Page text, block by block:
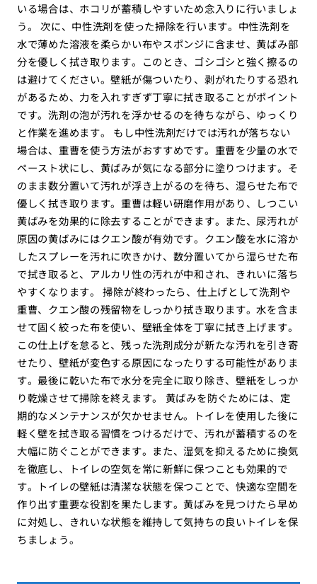
いる場合は、ホコリが蓄積しやすいため念入りに行いましょ
う。 次に、中性洗剤を使った掃除を行います。中性洗剤を
水で薄めた溶液を柔らかい布やスポンジに含ませ、黄ばみ部
分を優しく拭き取ります。このとき、ゴシゴシと強く擦るの
は避けてください。壁紙が傷ついたり、剥がれたりする恐れ
があるため、力を入れすぎず丁寧に拭き取ることがポイント
です。洗剤の泡が汚れを浮かせるのを待ちながら、ゆっくり
と作業を進めます。 もし中性洗剤だけでは汚れが落ちない
場合は、重曹を使う方法がおすすめです。重曹を少量の水で
ペースト状にし、黄ばみが気になる部分に塗りつけます。そ
のまま数分置いて汚れが浮き上がるのを待ち、湿らせた布で
優しく拭き取ります。重曹は軽い研磨作用があり、しつこい
黄ばみを効果的に除去することができます。また、尿汚れが
原因の黄ばみにはクエン酸が有効です。クエン酸を水に溶か
したスプレーを汚れに吹きかけ、数分置いてから湿らせた布
で拭き取ると、アルカリ性の汚れが中和され、きれいに落ち
やすくなります。 掃除が終わったら、仕上げとして洗剤や
重曹、クエン酸の残留物をしっかり拭き取ります。水を含ま
せて固く絞った布を使い、壁紙全体を丁寧に拭き上げます。
この仕上げを怠ると、残った洗剤成分が新たな汚れを引き寄
せたり、壁紙が変色する原因になったりする可能性がありま
す。最後に乾いた布で水分を完全に取り除き、壁紙をしっか
り乾燥させて掃除を終えます。 黄ばみを防ぐためには、定
期的なメンテナンスが欠かせません。トイレを使用した後に
軽く壁を拭き取る習慣をつけるだけで、汚れが蓄積するのを
大幅に防ぐことができます。また、湿気を抑えるために換気
を徹底し、トイレの空気を常に新鮮に保つことも効果的で
す。トイレの壁紙は清潔な状態を保つことで、快適な空間を
作り出す重要な役割を果たします。黄ばみを見つけたら早め
に対処し、きれいな状態を維持して気持ちの良いトイレを保
ちましょう。